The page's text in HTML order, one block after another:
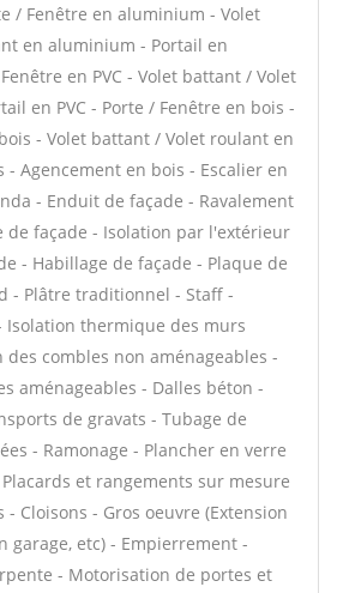
/ Fenêtre en aluminium - Volet
en aluminium - Portail en
en PVC - Volet battant / Volet
en PVC - Porte / Fenêtre en bois -
- Volet battant / Volet roulant en
- Agencement en bois - Escalier en
- Enduit de façade - Ravalement
de façade - Isolation par l'extérieur
- Habillage de façade - Plaque de
- Plâtre traditionnel - Staff -
Isolation thermique des murs
combles non aménageables -
aménageables - Dalles béton -
de gravats - Tubage de
- Ramonage - Plancher en verre
et rangements sur mesure
- Cloisons - Gros oeuvre (Extension
garage, etc) - Empierrement -
- Motorisation de portes et